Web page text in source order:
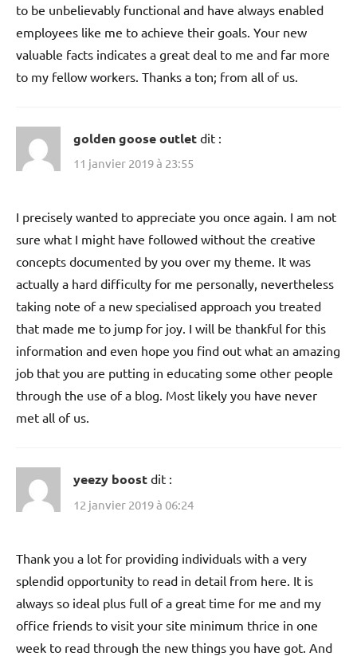
to be unbelievably functional and have always enabled
employees like me to achieve their goals. Your new
valuable facts indicates a great deal to me and far more
to my fellow workers. Thanks a ton; from all of us.
golden goose outlet dit :
11 janvier 2019 à 23:55
I precisely wanted to appreciate you once again. I am not
sure what I might have followed without the creative
concepts documented by you over my theme. It was
actually a hard difficulty for me personally, nevertheless
taking note of a new specialised approach you treated
that made me to jump for joy. I will be thankful for this
information and even hope you find out what an amazing
job that you are putting in educating some other people
through the use of a blog. Most likely you have never
met all of us.
yeezy boost dit :
12 janvier 2019 à 06:24
Thank you a lot for providing individuals with a very
splendid opportunity to read in detail from here. It is
always so ideal plus full of a great time for me and my
office friends to visit your site minimum thrice in one
week to read through the new things you have got. And